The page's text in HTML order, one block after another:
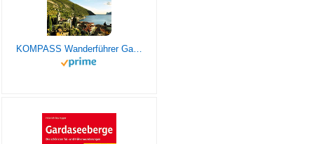
KOMPASS Wanderführer Gardasee, 70 Touren: mit Extra-Tourenkarte Maßstab 1:60.000, GPX-Daten zum Download